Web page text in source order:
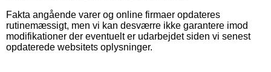
Fakta angående varer og online firmaer opdateres
rutinemæssigt, men vi kan desværre ikke garantere imod
modifikationer der eventuelt er udarbejdet siden vi senest
opdaterede websitets oplysninger.